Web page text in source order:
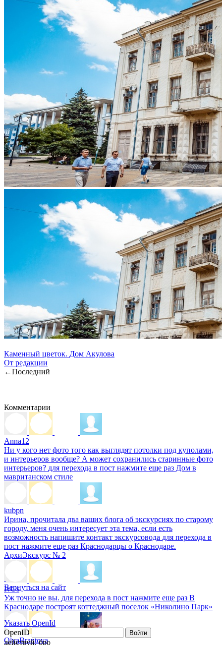
Вернуться на сайт
Указать OpenId
OpenID
Войти
действуй, бро
Каменный цветок. Дом Акулова
От редакции
←Последний
Комментарии
Anna12
Ни у кого нет фото того как выглядят потолки под куполами,
и интерьеров вообще? А может сохранились старинные фото
интерьеров? для перехода в пост нажмите еще раз Дом в
мавританском стиле
kubpn
Ирина, прочитала два ваших блога об экскурсиях по старому
городу, меня очень интересует эта тема, если есть
возможность напишите контакт экскурсовода для перехода в
пост нажмите еще раз Краснодарцы о Краснодаре.
АрхиЭкскурс № 2
IvUs
Уж точно не вы. для перехода в пост нажмите еще раз В
Краснодаре построят коттеджный поселок «Николино Парк»
OlyaBrantova